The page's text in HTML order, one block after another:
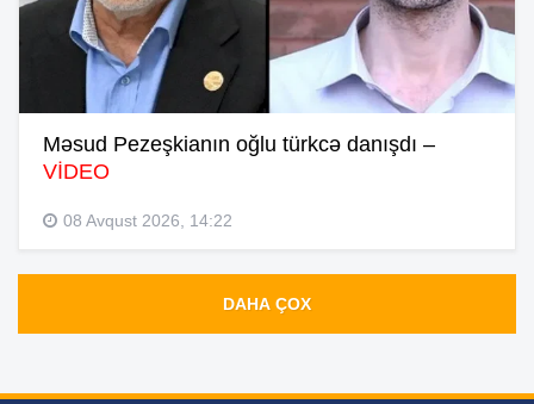
Məsud Pezeşkianın oğlu türkcə danışdı –
VİDEO
08 Avqust 2026, 14:22
DAHA ÇOX